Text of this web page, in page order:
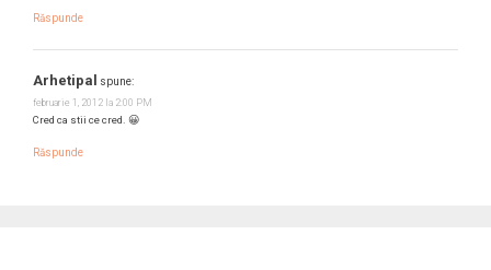
Răspunde
Arhetipal spune:
februarie 1, 2012 la 2:00 PM
Cred ca stii ce cred. 😀
Răspunde